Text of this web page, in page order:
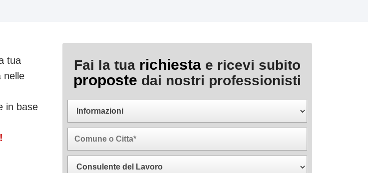
tua
nelle
in base
Fai la tua richiesta e ricevi subito
proposte dai nostri professionisti